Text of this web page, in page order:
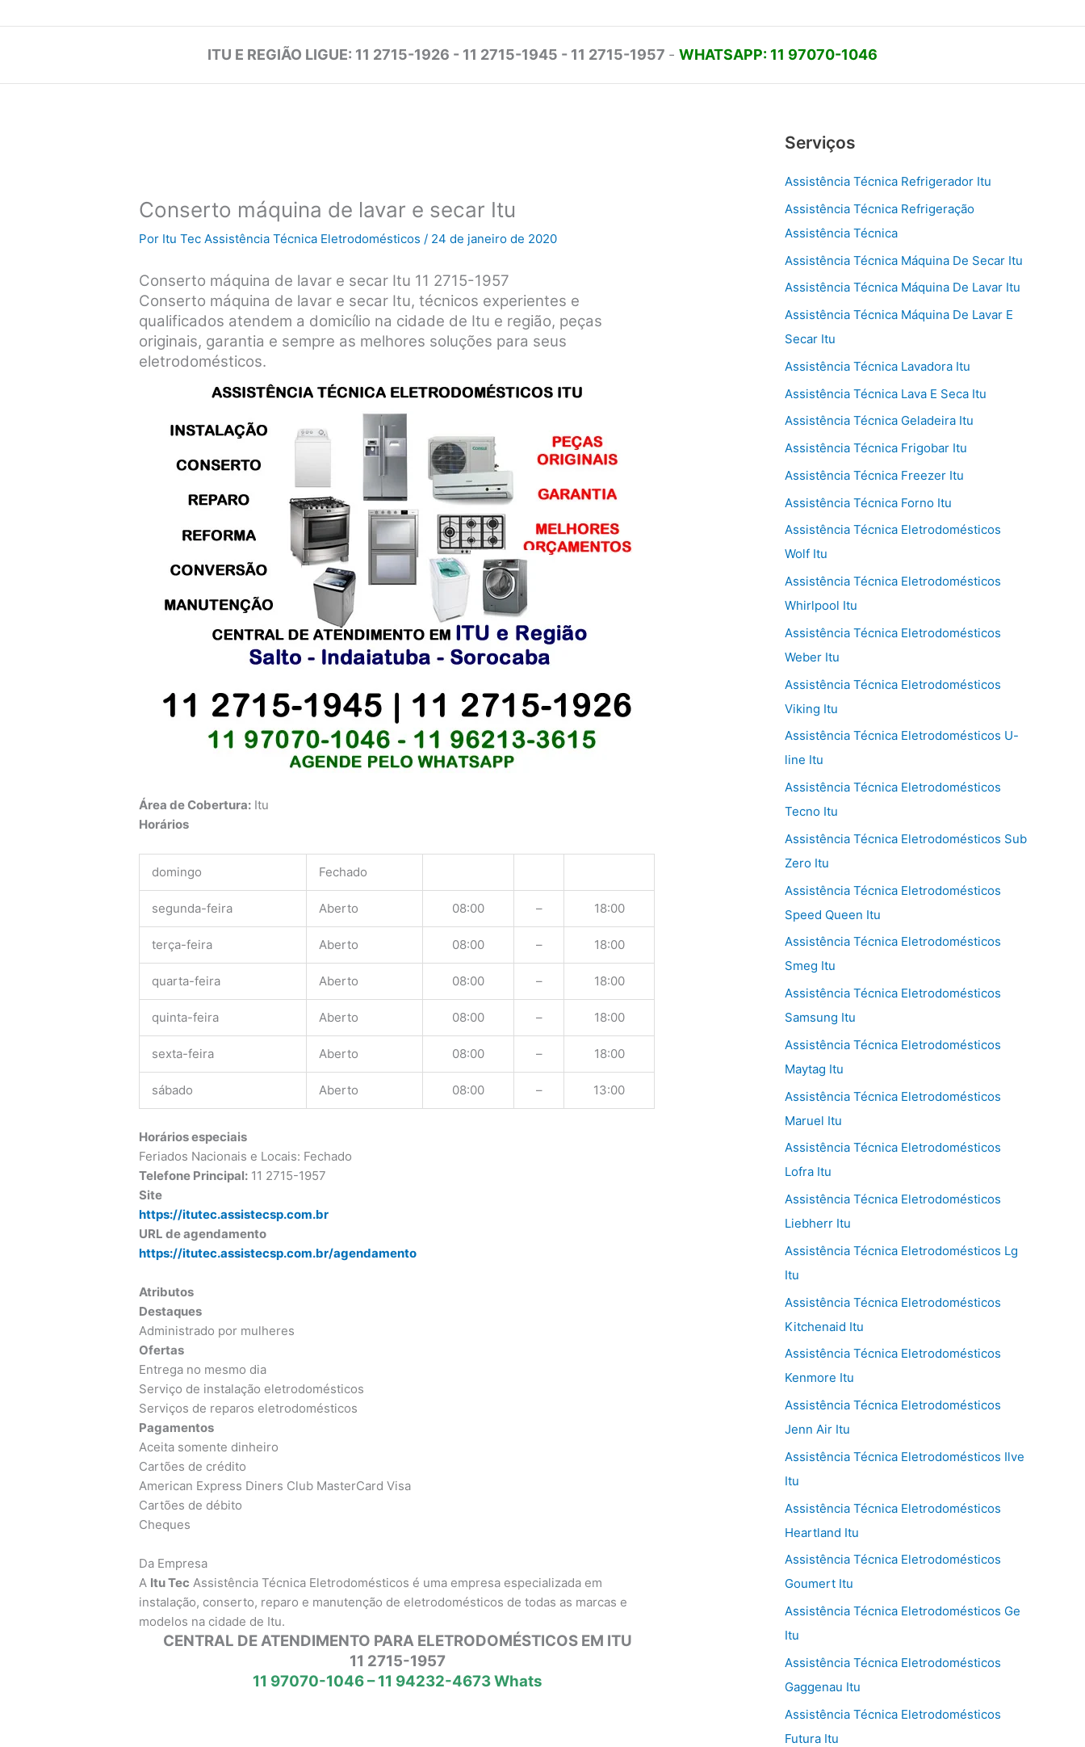
ITU E REGIÃO LIGUE: 11 2715-1926 - 11 2715-1945 - 11 2715-1957 - WHATSAPP: 11 97070-1046
Conserto máquina de lavar e secar Itu
Por Itu Tec Assistência Técnica Eletrodomésticos/ 24 de janeiro de 2020
Conserto máquina de lavar e secar Itu 11 2715-1957
Conserto máquina de lavar e secar Itu, técnicos experientes e
qualificados atendem a domicílio na cidade de Itu e região, peças
originais, garantia e sempre as melhores soluções para seus
eletrodomésticos.
Área de Cobertura: Itu
Horários
domingo Fechado
segunda-feira Aberto 08:00 – 18:00
terça-feira Aberto 08:00 – 18:00
quarta-feira Aberto 08:00 – 18:00
quinta-feira Aberto 08:00 – 18:00
sexta-feira Aberto 08:00 – 18:00
sábado Aberto 08:00 – 13:00
Horários especiais
Feriados Nacionais e Locais: Fechado
Telefone Principal: 11 2715-1957
Site
https://itutec.assistecsp.com.br
URL de agendamento
https://itutec.assistecsp.com.br/agendamento
Atributos
Destaques
Administrado por mulheres
Ofertas
Entrega no mesmo dia
Serviço de instalação eletrodomésticos
Serviços de reparos eletrodomésticos
Pagamentos
Aceita somente dinheiro
Cartões de crédito
American Express Diners Club MasterCard Visa
Cartões de débito
Cheques
Da Empresa
A Itu Tec Assistência Técnica Eletrodomésticos é uma empresa especializada em
instalação, conserto, reparo e manutenção de eletrodomésticos de todas as marcas e
modelos na cidade de Itu.
CENTRAL DE ATENDIMENTO PARA ELETRODOMÉSTICOS EM ITU
11 2715-1957
11 97070-1046 – 11 94232-4673 Whats
Serviços
Assistência Técnica Refrigerador Itu
Assistência Técnica Refrigeração
Assistência Técnica
Assistência Técnica Máquina De Secar Itu
Assistência Técnica Máquina De Lavar Itu
Assistência Técnica Máquina De Lavar E
Secar Itu
Assistência Técnica Lavadora Itu
Assistência Técnica Lava E Seca Itu
Assistência Técnica Geladeira Itu
Assistência Técnica Frigobar Itu
Assistência Técnica Freezer Itu
Assistência Técnica Forno Itu
Assistência Técnica Eletrodomésticos
Wolf Itu
Assistência Técnica Eletrodomésticos
Whirlpool Itu
Assistência Técnica Eletrodomésticos
Weber Itu
Assistência Técnica Eletrodomésticos
Viking Itu
Assistência Técnica Eletrodomésticos U-
line Itu
Assistência Técnica Eletrodomésticos
Tecno Itu
Assistência Técnica Eletrodomésticos Sub
Zero Itu
Assistência Técnica Eletrodomésticos
Speed Queen Itu
Assistência Técnica Eletrodomésticos
Smeg Itu
Assistência Técnica Eletrodomésticos
Samsung Itu
Assistência Técnica Eletrodomésticos
Maytag Itu
Assistência Técnica Eletrodomésticos
Maruel Itu
Assistência Técnica Eletrodomésticos
Lofra Itu
Assistência Técnica Eletrodomésticos
Liebherr Itu
Assistência Técnica Eletrodomésticos Lg
Itu
Assistência Técnica Eletrodomésticos
Kitchenaid Itu
Assistência Técnica Eletrodomésticos
Kenmore Itu
Assistência Técnica Eletrodomésticos
Jenn Air Itu
Assistência Técnica Eletrodomésticos Ilve
Itu
Assistência Técnica Eletrodomésticos
Heartland Itu
Assistência Técnica Eletrodomésticos
Goumert Itu
Assistência Técnica Eletrodomésticos Ge
Itu
Assistência Técnica Eletrodomésticos
Gaggenau Itu
Assistência Técnica Eletrodomésticos
Futura Itu